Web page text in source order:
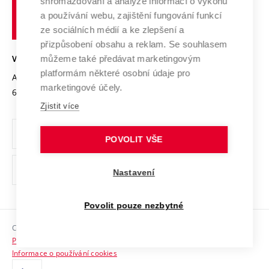
Transfer znalostí
Open Science
Projekty
Projekty ze strukturálních fondů
Specifický výzkum
Služby univerzity
Mezinárodní dohody
Univerzitní sítě
Podnikavá univerzita / ContriBUTe
Bezpečná univerzita
Vyznamenání
Organizační struktura
Ochrana osobních údajů
odkaz)
Sociální bezpečí
HR Award
učení
technické
VYSOKÉ UČENÍ TECHNICKÉ V BRNĚ
Antonínská 548/1
602 00 Brno
www.vut.cz
vut@vutbr.cz
Copyright © 2026 VUT
Prohlášení o přístupnosti
Informace o používání cookies
a používání webu, zajištění fungování funkcí
ze sociálních médií a ke zlepšení a
přizpůsobení obsahu a reklam. Se souhlasem
můžeme také předávat marketingovým
platformám některé osobní údaje pro
marketingové účely.
Zjistit více
POVOLIT VŠE
Nastavení
Povolit pouze nezbytné